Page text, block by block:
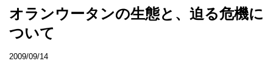
オランウータンの生態と、迫る危機に
ついて
2009/09/14